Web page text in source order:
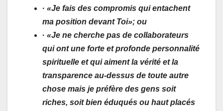
· «Je fais des compromis qui entachent
ma position devant Toi»; ou
· «Je ne cherche pas de collaborateurs
qui ont une forte et profonde personnalité
spirituelle et qui aiment la vérité et la
transparence au-dessus de toute autre
chose mais je préfère des gens soit
riches, soit bien éduqués ou haut placés